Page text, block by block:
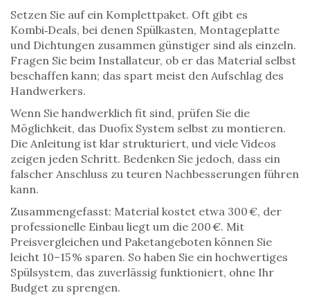
Setzen Sie auf ein Komplettpaket. Oft gibt es
Kombi‑Deals, bei denen Spülkasten, Montageplatte
und Dichtungen zusammen günstiger sind als einzeln.
Fragen Sie beim Installateur, ob er das Material selbst
beschaffen kann; das spart meist den Aufschlag des
Handwerkers.
Wenn Sie handwerklich fit sind, prüfen Sie die
Möglichkeit, das Duofix System selbst zu montieren.
Die Anleitung ist klar strukturiert, und viele Videos
zeigen jeden Schritt. Bedenken Sie jedoch, dass ein
falscher Anschluss zu teuren Nachbesserungen führen
kann.
Zusammengefasst: Material kostet etwa 300 €, der
professionelle Einbau liegt um die 200 €. Mit
Preisvergleichen und Paketangeboten können Sie
leicht 10–15 % sparen. So haben Sie ein hochwertiges
Spülsystem, das zuverlässig funktioniert, ohne Ihr
Budget zu sprengen.